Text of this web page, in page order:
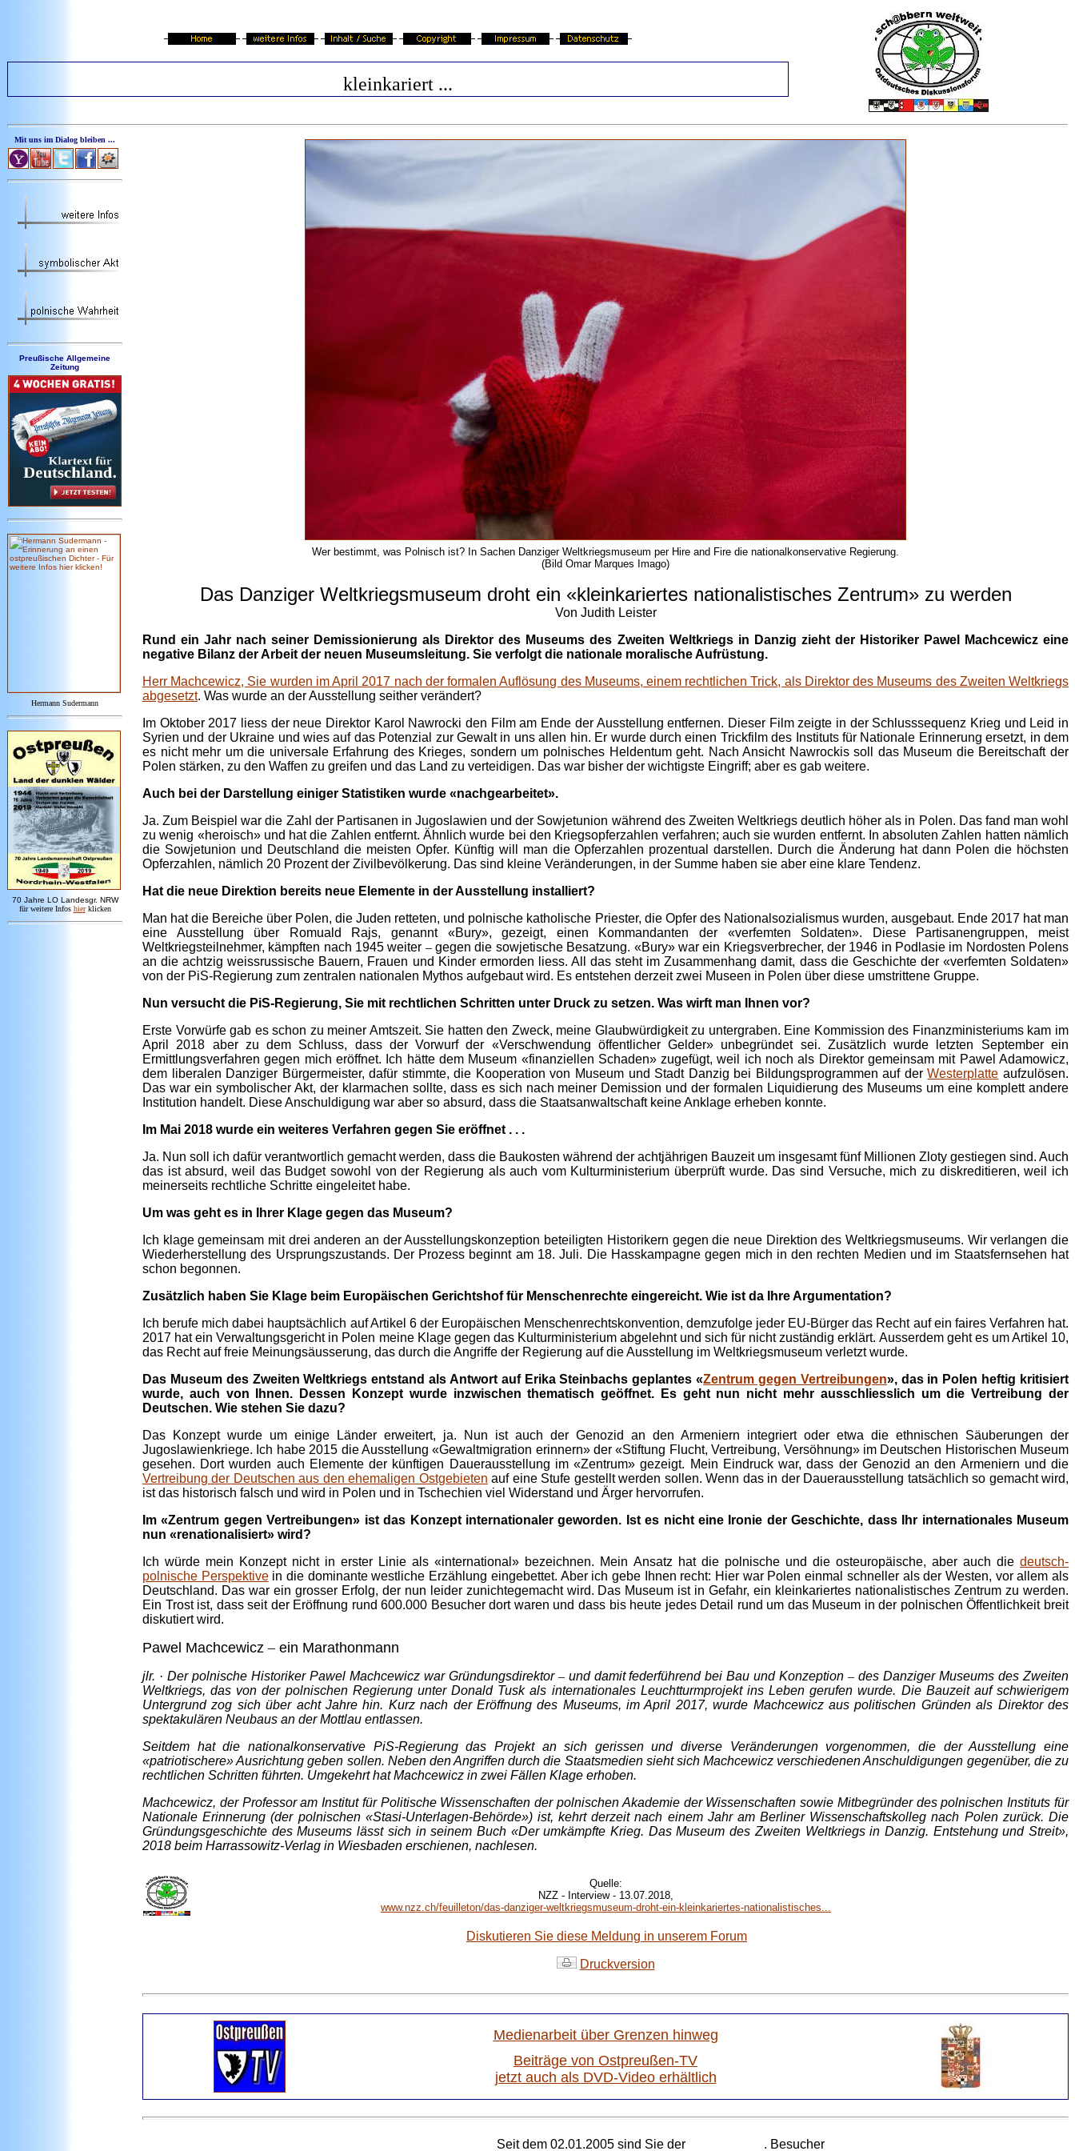
kleinkariert ...
Mit uns im Dialog bleiben ...
Preußische Allgemeine
Zeitung
Hermann Sudermann
70 Jahre LO Landesgr. NRW
für weitere Infos hier klicken
Wer bestimmt, was Polnisch ist? In Sachen Danziger Weltkriegsmuseum per Hire and Fire die nationalkonservative Regierung.
(Bild Omar Marques Imago)
Das Danziger Weltkriegsmuseum droht ein «kleinkariertes nationalistisches Zentrum» zu werden
Von Judith Leister
Rund ein Jahr nach seiner Demissionierung als Direktor des Museums des Zweiten Weltkriegs in Danzig zieht der Historiker Pawel Machcewicz eine
negative Bilanz der Arbeit der neuen Museumsleitung. Sie verfolgt die nationale moralische Aufrüstung.
Herr Machcewicz, Sie wurden im April 2017 nach der formalen Auflösung des Museums, einem rechtlichen Trick, als Direktor des Museums des Zweiten Weltkriegs
abgesetzt. Was wurde an der Ausstellung seither verändert?
Im Oktober 2017 liess der neue Direktor Karol Nawrocki den Film am Ende der Ausstellung entfernen. Dieser Film zeigte in der Schlusssequenz Krieg und Leid in
Syrien und der Ukraine und wies auf das Potenzial zur Gewalt in uns allen hin. Er wurde durch einen Trickfilm des Instituts für Nationale Erinnerung ersetzt, in dem
es nicht mehr um die universale Erfahrung des Krieges, sondern um polnisches Heldentum geht. Nach Ansicht Nawrockis soll das Museum die Bereitschaft der
Polen stärken, zu den Waffen zu greifen und das Land zu verteidigen. Das war bisher der wichtigste Eingriff; aber es gab weitere.
Auch bei der Darstellung einiger Statistiken wurde «nachgearbeitet».
Ja. Zum Beispiel war die Zahl der Partisanen in Jugoslawien und der Sowjetunion während des Zweiten Weltkriegs deutlich höher als in Polen. Das fand man wohl
zu wenig «heroisch» und hat die Zahlen entfernt. Ähnlich wurde bei den Kriegsopferzahlen verfahren; auch sie wurden entfernt. In absoluten Zahlen hatten nämlich
die Sowjetunion und Deutschland die meisten Opfer. Künftig will man die Opferzahlen prozentual darstellen. Durch die Änderung hat dann Polen die höchsten
Opferzahlen, nämlich 20 Prozent der Zivilbevölkerung. Das sind kleine Veränderungen, in der Summe haben sie aber eine klare Tendenz.
Hat die neue Direktion bereits neue Elemente in der Ausstellung installiert?
Man hat die Bereiche über Polen, die Juden retteten, und polnische katholische Priester, die Opfer des Nationalsozialismus wurden, ausgebaut. Ende 2017 hat man
eine Ausstellung über Romuald Rajs, genannt «Bury», gezeigt, einen Kommandanten der «verfemten Soldaten». Diese Partisanengruppen, meist
Weltkriegsteilnehmer, kämpften nach 1945 weiter –gegen die sowjetische Besatzung. «Bury» war ein Kriegsverbrecher, der 1946 in Podlasie im Nordosten Polens
an die achtzig weissrussische Bauern, Frauen und Kinder ermorden liess. All das steht im Zusammenhang damit, dass die Geschichte der «verfemten Soldaten»
von der PiS-Regierung zum zentralen nationalen Mythos aufgebaut wird. Es entstehen derzeit zwei Museen in Polen über diese umstrittene Gruppe.
Nun versucht die PiS-Regierung, Sie mit rechtlichen Schritten unter Druck zu setzen. Was wirft man Ihnen vor?
Erste Vorwürfe gab es schon zu meiner Amtszeit. Sie hatten den Zweck, meine Glaubwürdigkeit zu untergraben. Eine Kommission des Finanzministeriums kam im
April 2018 aber zu dem Schluss, dass der Vorwurf der «Verschwendung öffentlicher Gelder» unbegründet sei. Zusätzlich wurde letzten September ein
Ermittlungsverfahren gegen mich eröffnet. Ich hätte dem Museum «finanziellen Schaden» zugefügt, weil ich noch als Direktor gemeinsam mit Pawel Adamowicz,
dem liberalen Danziger Bürgermeister, dafür stimmte, die Kooperation von Museum und Stadt Danzig bei Bildungsprogrammen auf derWesterplatte aufzulösen.
Das war ein symbolischer Akt, der klarmachen sollte, dass es sich nach meiner Demission und der formalen Liquidierung des Museums um eine komplett andere
Institution handelt. Diese Anschuldigung war aber so absurd, dass die Staatsanwaltschaft keine Anklage erheben konnte.
Im Mai 2018 wurde ein weiteres Verfahren gegen Sie eröffnet . . .
Ja. Nun soll ich dafür verantwortlich gemacht werden, dass die Baukosten während der achtjährigen Bauzeit um insgesamt fünf Millionen Zloty gestiegen sind. Auch
das ist absurd, weil das Budget sowohl von der Regierung als auch vom Kulturministerium überprüft wurde. Das sind Versuche, mich zu diskreditieren, weil ich
meinerseits rechtliche Schritte eingeleitet habe.
Um was geht es in Ihrer Klage gegen das Museum?
Ich klage gemeinsam mit drei anderen an der Ausstellungskonzeption beteiligten Historikern gegen die neue Direktion des Weltkriegsmuseums. Wir verlangen die
Wiederherstellung des Ursprungszustands. Der Prozess beginnt am 18. Juli. Die Hasskampagne gegen mich in den rechten Medien und im Staatsfernsehen hat
schon begonnen.
Zusätzlich haben Sie Klage beim Europäischen Gerichtshof für Menschenrechte eingereicht. Wie ist da Ihre Argumentation?
Ich berufe mich dabei hauptsächlich auf Artikel 6 der Europäischen Menschenrechtskonvention, demzufolge jeder EU-Bürger das Recht auf ein faires Verfahren hat.
2017 hat ein Verwaltungsgericht in Polen meine Klage gegen das Kulturministerium abgelehnt und sich für nicht zuständig erklärt. Ausserdem geht es um Artikel 10,
das Recht auf freie Meinungsäusserung, das durch die Angriffe der Regierung auf die Ausstellung im Weltkriegsmuseum verletzt wurde.
Das Museum des Zweiten Weltkriegs entstand als Antwort auf Erika Steinbachs geplantes «Zentrum gegen Vertreibungen», das in Polen heftig kritisiert
wurde, auch von Ihnen. Dessen Konzept wurde inzwischen thematisch geöffnet. Es geht nun nicht mehr ausschliesslich um die Vertreibung der
Deutschen. Wie stehen Sie dazu?
Das Konzept wurde um einige Länder erweitert, ja. Nun ist auch der Genozid an den Armeniern integriert oder etwa die ethnischen Säuberungen der
Jugoslawienkriege. Ich habe 2015 die Ausstellung «Gewaltmigration erinnern» der «Stiftung Flucht, Vertreibung, Versöhnung» im Deutschen Historischen Museum
gesehen. Dort wurden auch Elemente der künftigen Dauerausstellung im «Zentrum» gezeigt. Mein Eindruck war, dass der Genozid an den Armeniern und die
Vertreibung der Deutschen aus den ehemaligen Ostgebieten auf eine Stufe gestellt werden sollen. Wenn das in der Dauerausstellung tatsächlich so gemacht wird,
ist das historisch falsch und wird in Polen und in Tschechien viel Widerstand und Ärger hervorrufen.
Im «Zentrum gegen Vertreibungen» ist das Konzept internationaler geworden. Ist es nicht eine Ironie der Geschichte, dass Ihr internationales Museum
nun «renationalisiert» wird?
Ich würde mein Konzept nicht in erster Linie als «international» bezeichnen. Mein Ansatz hat die polnische und die osteuropäische, aber auch die deutsch-
polnische Perspektivein die dominante westliche Erzählung eingebettet. Aber ich gebe Ihnen recht: Hier war Polen einmal schneller als der Westen, vor allem als
Deutschland. Das war ein grosser Erfolg, der nun leider zunichtegemacht wird. Das Museum ist in Gefahr, ein kleinkariertes nationalistisches Zentrum zu werden.
Ein Trost ist, dass seit der Eröffnung rund 600.000 Besucher dort waren und dass bis heute jedes Detail rund um das Museum in der polnischen Öffentlichkeit breit
diskutiert wird.
Pawel Machcewicz–ein Marathonmann
jlr. · Der polnische Historiker Pawel Machcewicz war Gründungsdirektor –und damit federführend bei Bau und Konzeption– des Danziger Museums des Zweiten
Weltkriegs, das von der polnischen Regierung unter Donald Tusk als internationales Leuchtturmprojekt ins Leben gerufen wurde. Die Bauzeit auf schwierigem
Untergrund zog sich über acht Jahre hin. Kurz nach der Eröffnung des Museums, im April 2017, wurde Machcewicz aus politischen Gründen als Direktor des
spektakulären Neubaus an der Mottlau entlassen.
Seitdem hat die nationalkonservative PiS-Regierung das Projekt an sich gerissen und diverse Veränderungen vorgenommen, die der Ausstellung eine
«patriotischere» Ausrichtung geben sollen. Neben den Angriffen durch die Staatsmedien sieht sich Machcewicz verschiedenen Anschuldigungen gegenüber, die zu
rechtlichen Schritten führten. Umgekehrt hat Machcewicz in zwei Fällen Klage erhoben.
Machcewicz, der Professor am Institut für Politische Wissenschaften der polnischen Akademie der Wissenschaften sowie Mitbegründer des polnischen Instituts für
Nationale Erinnerung (der polnischen «Stasi-Unterlagen-Behörde») ist, kehrt derzeit nach einem Jahr am Berliner Wissenschaftskolleg nach Polen zurück. Die
Gründungsgeschichte des Museums lässt sich in seinem Buch «Der umkämpfte Krieg. Das Museum des Zweiten Weltkriegs in Danzig. Entstehung und Streit»,
2018 beim Harrassowitz-Verlag in Wiesbaden erschienen, nachlesen.
Quelle:
NZZ - Interview - 13.07.2018,
www.nzz.ch/feuilleton/das-danziger-weltkriegsmuseum-droht-ein-kleinkariertes-nationalistisches...
Diskutieren Sie diese Meldung in unserem Forum
Druckversion
Medienarbeit über Grenzen hinweg
Beiträge von Ostpreußen-TV
jetzt auch als DVD-Video erhältlich
Seit dem 02.01.2005 sind Sie der . Besucher